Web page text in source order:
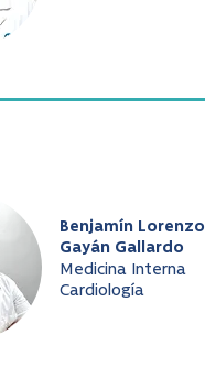
Benjamín Lorenzo
Gayán Gallardo
Medicina Interna
Cardiología